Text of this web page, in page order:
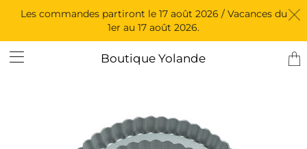
Les commandes partiront le 17 août 2026 / Vacances du
1er au 17 août 2026.
Boutique Yolande